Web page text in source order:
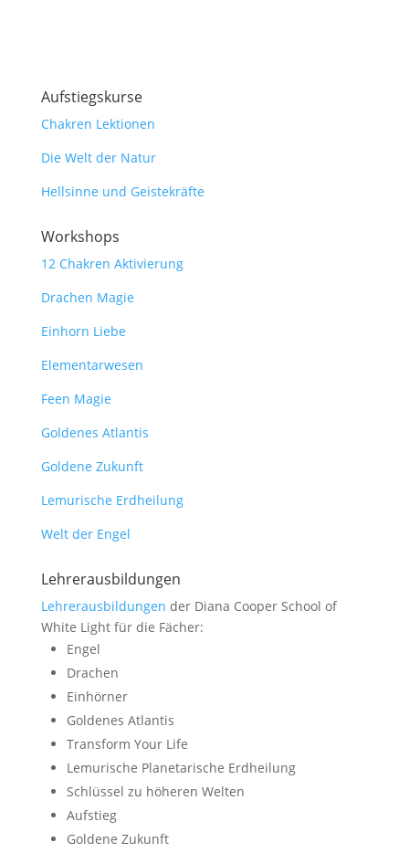
Aufstiegskurse
Chakren Lektionen
Die Welt der Natur
Hellsinne und Geistekräfte
Workshops
12 Chakren Aktivierung
Drachen Magie
Einhorn Liebe
Elementarwesen
Feen Magie
Goldenes Atlantis
Goldene Zukunft
Lemurische Erdheilung
Welt der Engel
Lehrerausbildungen
Lehrerausbildungen der Diana Cooper School of
White Light für die Fächer:
Engel
Drachen
Einhörner
Goldenes Atlantis
Transform Your Life
Lemurische Planetarische Erdheilung
Schlüssel zu höheren Welten
Aufstieg
Goldene Zukunft